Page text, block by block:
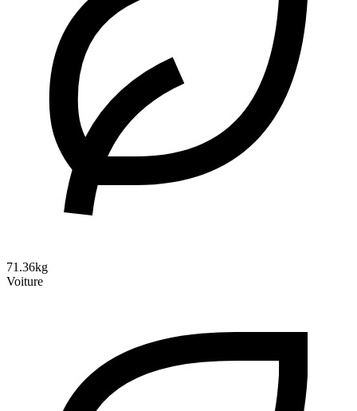
71.36kg
Voiture